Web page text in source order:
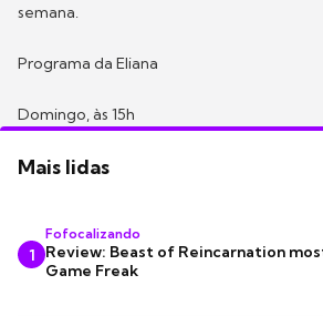
semana.
Programa da Eliana
Domingo, às 15h
Mais lidas
1
Fofocalizando
Review: Beast of Reincarnation
Game Freak